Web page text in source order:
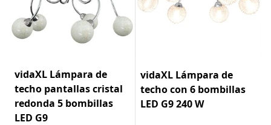
vidaXL Lámpara de
techo pantallas cristal
redonda 5 bombillas
LED G9
vidaXL Lámpara de
techo con 6 bombillas
LED G9 240 W